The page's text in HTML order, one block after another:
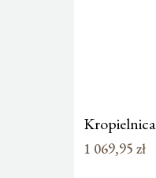
Kropielnica
1 069,95 zł